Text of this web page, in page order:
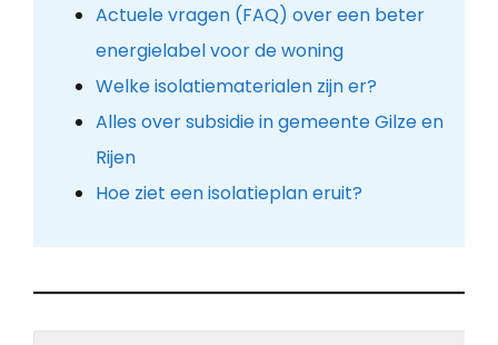
Actuele vragen (FAQ) over een beter
energielabel voor de woning
Welke isolatiematerialen zijn er?
Alles over subsidie in gemeente Gilze en
Rijen
Hoe ziet een isolatieplan eruit?